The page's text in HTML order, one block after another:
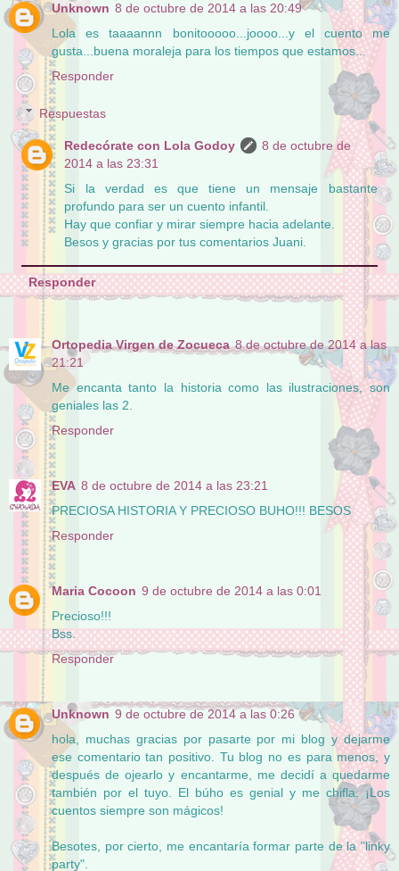
Unknown 8 de octubre de 2014 a las 20:49
Lola es taaaannn bonitooooo...joooo...y el cuento me
gusta...buena moraleja para los tiempos que estamos...
Responder
Respuestas
Redecórate con Lola Godoy
8 de octubre de
2014 a las 23:31
Si la verdad es que tiene un mensaje bastante
profundo para ser un cuento infantil.
Hay que confiar y mirar siempre hacia adelante.
Besos y gracias por tus comentarios Juani.
Responder
Ortopedia Virgen de Zocueca 8 de octubre de 2014 a las
21:21
Me encanta tanto la historia como las ilustraciones, son
geniales las 2.
Responder
EVA 8 de octubre de 2014 a las 23:21
PRECIOSA HISTORIA Y PRECIOSO BUHO!!! BESOS
Responder
Maria Cocoon 9 de octubre de 2014 a las 0:01
Precioso!!!
Bss.
Responder
Unknown 9 de octubre de 2014 a las 0:26
hola, muchas gracias por pasarte por mi blog y dejarme
ese comentario tan positivo. Tu blog no es para menos, y
después de ojearlo y encantarme, me decidí a quedarme
también por el tuyo. El búho es genial y me chifla. ¡Los
cuentos siempre son mágicos!
Besotes, por cierto, me encantaría formar parte de la "linky
party".